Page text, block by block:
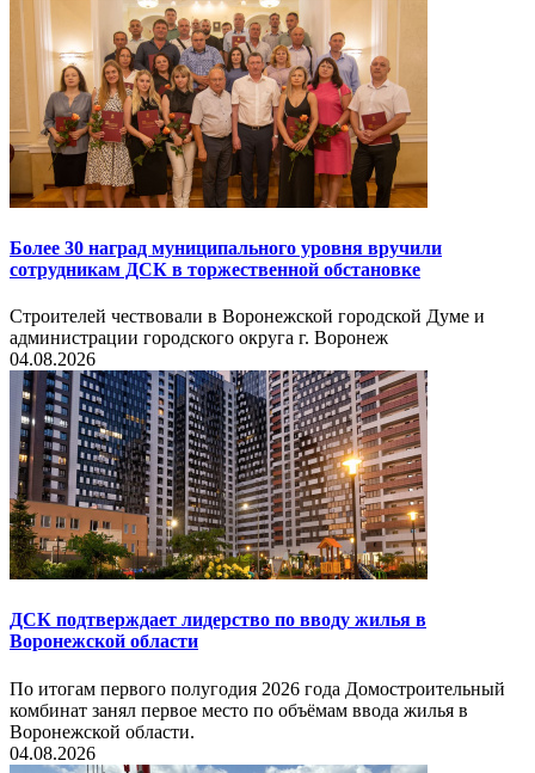
Более 30 наград муниципального уровня вручили
сотрудникам ДСК в торжественной обстановке
Строителей чествовали в Воронежской городской Думе и
администрации городского округа г. Воронеж
04.08.2026
ДСК подтверждает лидерство по вводу жилья в
Воронежской области
По итогам первого полугодия 2026 года Домостроительный
комбинат занял первое место по объёмам ввода жилья в
Воронежской области.
04.08.2026